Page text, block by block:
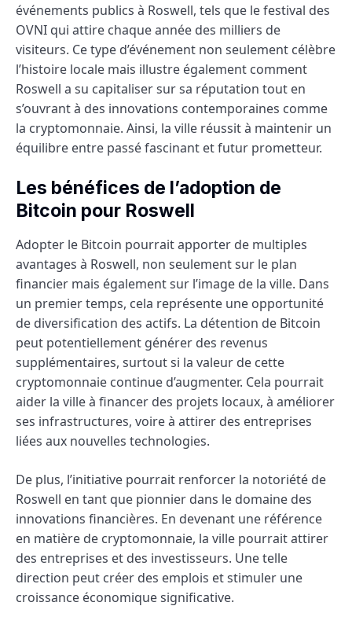
événements publics à Roswell, tels que le festival des
OVNI qui attire chaque année des milliers de
visiteurs. Ce type d’événement non seulement célèbre
l’histoire locale mais illustre également comment
Roswell a su capitaliser sur sa réputation tout en
s’ouvrant à des innovations contemporaines comme
la cryptomonnaie. Ainsi, la ville réussit à maintenir un
équilibre entre passé fascinant et futur prometteur.
Les bénéfices de l’adoption de
Bitcoin pour Roswell
Adopter le Bitcoin pourrait apporter de multiples
avantages à Roswell, non seulement sur le plan
financier mais également sur l’image de la ville. Dans
un premier temps, cela représente une opportunité
de diversification des actifs. La détention de Bitcoin
peut potentiellement générer des revenus
supplémentaires, surtout si la valeur de cette
cryptomonnaie continue d’augmenter. Cela pourrait
aider la ville à financer des projets locaux, à améliorer
ses infrastructures, voire à attirer des entreprises
liées aux nouvelles technologies.
De plus, l’initiative pourrait renforcer la notoriété de
Roswell en tant que pionnier dans le domaine des
innovations financières. En devenant une référence
en matière de cryptomonnaie, la ville pourrait attirer
des entreprises et des investisseurs. Une telle
direction peut créer des emplois et stimuler une
croissance économique significative.